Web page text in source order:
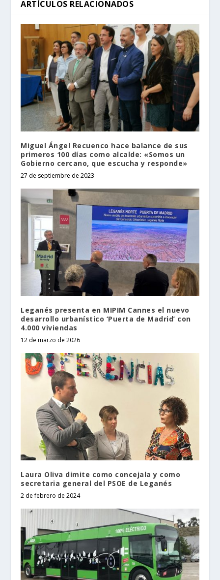
ARTÍCULOS RELACIONADOS
Miguel Ángel Recuenco hace balance de sus
primeros 100 días como alcalde: «Somos un
Gobierno cercano, que escucha y responde»
27 de septiembre de 2023
Leganés presenta en MIPIM Cannes el nuevo
desarrollo urbanístico ‘Puerta de Madrid’ con
4.000 viviendas
12 de marzo de 2026
Laura Oliva dimite como concejala y como
secretaria general del PSOE de Leganés
2 de febrero de 2024